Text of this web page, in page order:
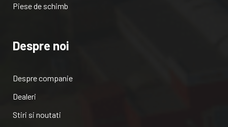
Piese de schimb
Despre noi
Despre companie
Dealeri
Stiri si noutati